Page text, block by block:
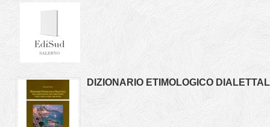
DIZIONARIO ETIMOLOGICO